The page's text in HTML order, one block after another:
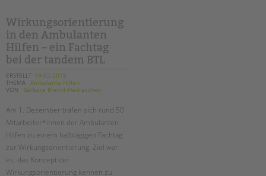
Förderzentren
Kollegs
EFöB
Schulbezogene Sozialarbeit
Tagesgruppen
EINGLIEDERUNGSHILFE
BETREUTES WOHNEN
Wirkungsorientierung
in den Ambulanten
Hilfen – ein Fachtag
bei der tandem BTL
ERSTELLT 19.02.2018
THEMA Ambulante Hilfen
VON
Barbara Brecht-Hadraschek
Am 1. Dezember trafen sich rund 50
Mitarbeiter*innen der Ambulanten
Hilfen zu einem halbtägigen Fachtag
zur Wirkungsorientierung. Ziel war
es, das Konzept der
Wirkungsorientierung kennen zu